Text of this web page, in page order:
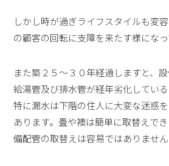
しかし時が過ぎライフスタイルも変
の顧客の回転に支障を来たす様になっ
また築２５～３０年経過しますと、
給湯管及び排水管が経年劣化している
特に漏水は下階の住人に大変な迷惑
あります。畳や襖は簡単に取替えで
備配管の取替えは容易ではありません